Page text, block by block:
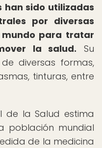
han sido utilizadas
por diversas
para tratar
la salud. Su
diversas formas,
tinturas, entre
de la Salud estima
población mundial
de la medicina